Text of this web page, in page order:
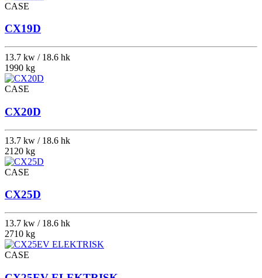
CASE
CX19D
13.7 kw / 18.6 hk
1990 kg
CASE
CX20D
13.7 kw / 18.6 hk
2120 kg
CASE
CX25D
13.7 kw / 18.6 hk
2710 kg
CASE